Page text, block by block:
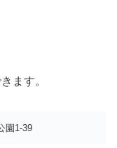
ます。
園1-39